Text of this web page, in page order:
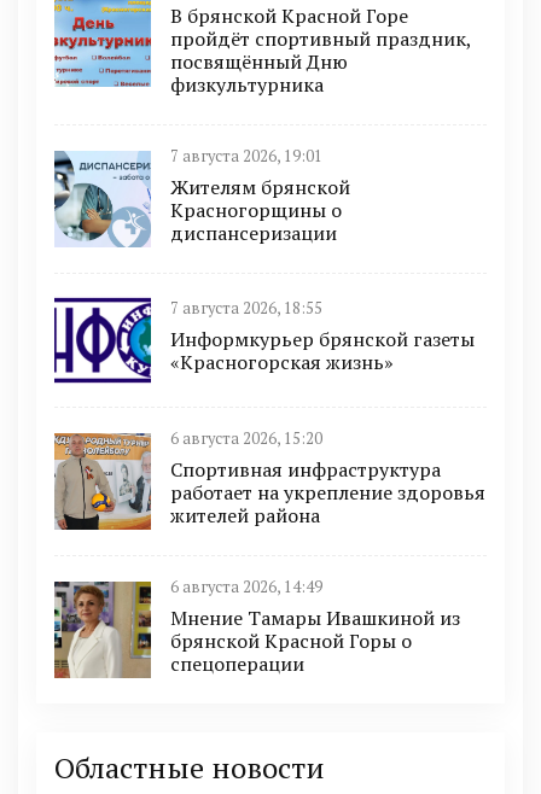
В брянской Красной Горе
пройдёт спортивный праздник,
посвящённый Дню
физкультурника
7 августа 2026, 19:01
Жителям брянской
Красногорщины о
диспансеризации
7 августа 2026, 18:55
Информкурьер брянской газеты
«Красногорская жизнь»
6 августа 2026, 15:20
Спортивная инфраструктура
работает на укрепление здоровья
жителей района
6 августа 2026, 14:49
Мнение Тамары Ивашкиной из
брянской Красной Горы о
спецоперации
Областные новости